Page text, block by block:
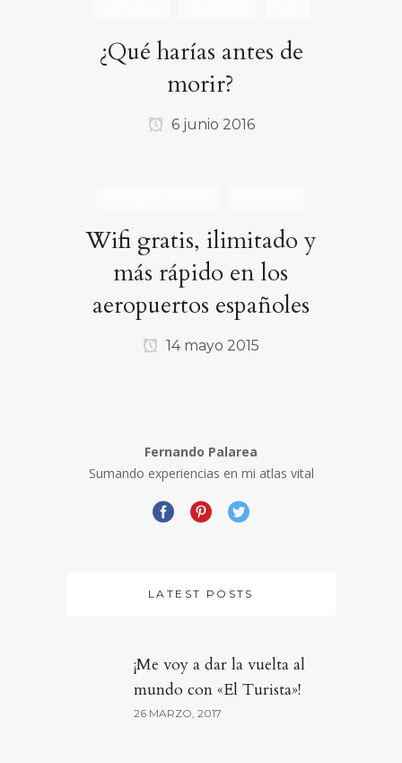
¿Qué harías antes de
morir?
6 junio 2016
Wifi gratis, ilimitado y
más rápido en los
aeropuertos españoles
14 mayo 2015
Fernando Palarea
Sumando experiencias en mi atlas vital
LATEST POSTS
¡Me voy a dar la vuelta al
mundo con «El Turista»!
26 MARZO, 2017